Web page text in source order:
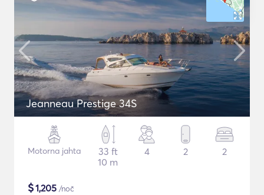
Jeanneau Prestige 34S
Motorna jahta
33 ft
10 m
4 2 2
$1,205 /noč